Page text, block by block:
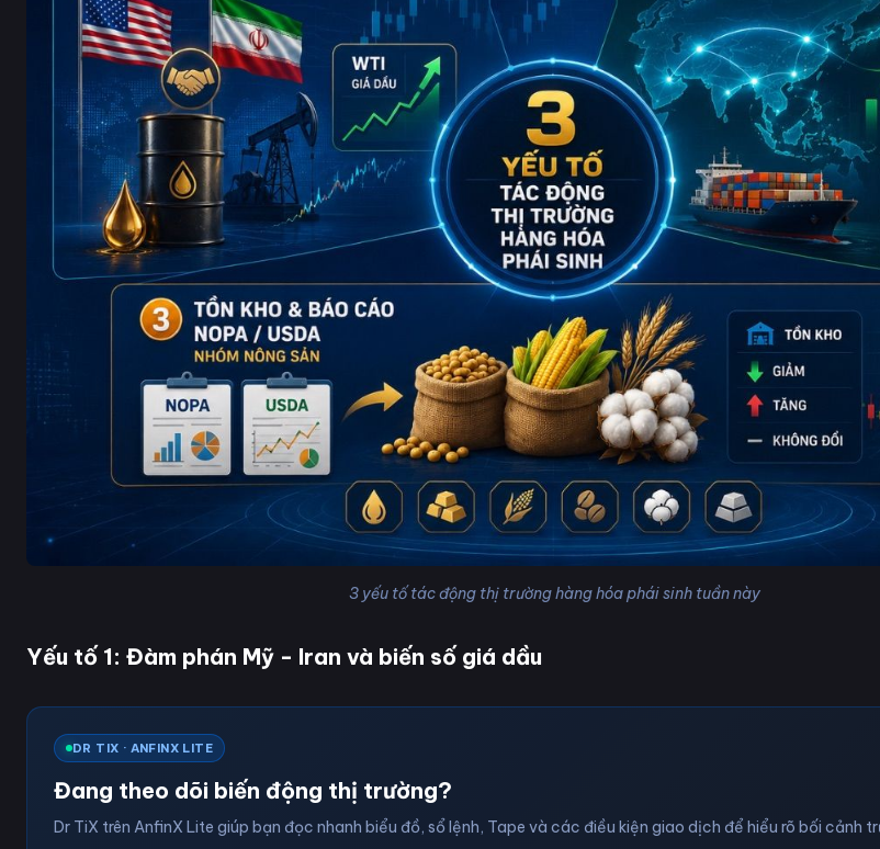
3 yếu tố tác động thị trường hàng hóa phái sinh tuần này
Yếu tố 1: Đàm phán Mỹ - Iran và biến số giá dầu
DR TIX · ANFINX LITE
Đang theo dõi biến động thị trường?
Dr TiX trên AnfinX Lite giúp bạn đọc nhanh biểu đồ, sổ lệnh, Tape và các điều kiện giao dịch để hiểu rõ bối cảnh